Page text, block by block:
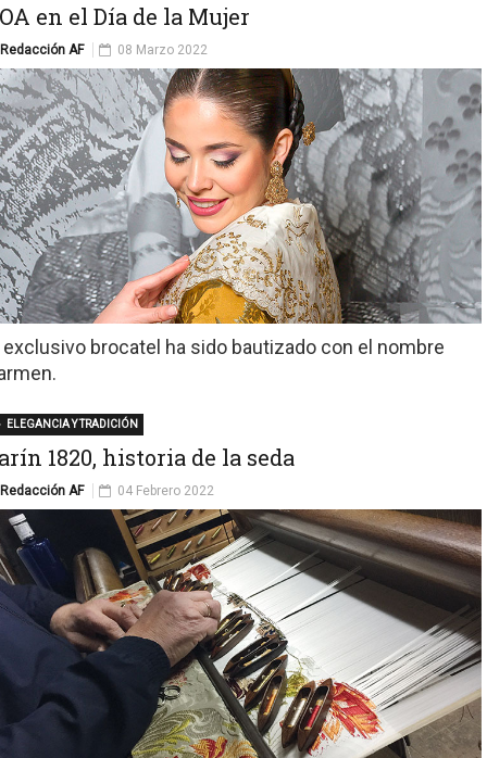
en el Día de la Mujer
Redacción AF 08 Marzo 2022
exclusivo brocatel ha sido bautizado con el nombre
1820, historia de la seda
Redacción AF
ELEGANCIA Y TRADICIÓN
04 Febrero 2022